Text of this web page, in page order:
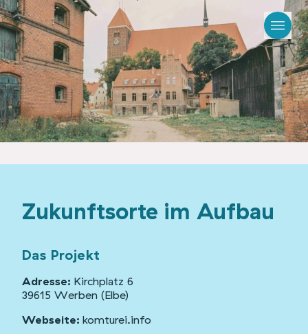
Zukunftsorte im Aufbau
Das Projekt
Adresse: Kirchplatz 6
39615 Werben (Elbe)
Webseite: komturei.info